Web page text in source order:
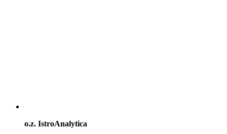
o.z. IstroAnalytica